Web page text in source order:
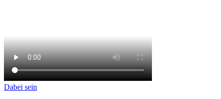
Dabei sein